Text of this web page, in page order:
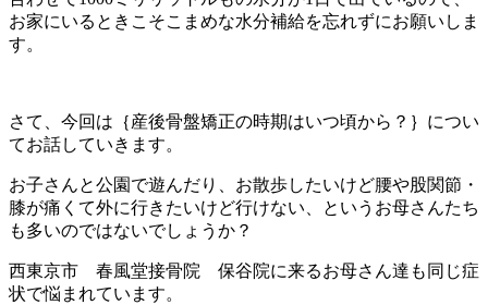
お家にいるときこそこまめな水分補給を忘れずにお願いしま
す。
さて、今回は｛産後骨盤矯正の時期はいつ頃から？｝につい
てお話していきます。
お子さんと公園で遊んだり、お散歩したいけど腰や股関節・
膝が痛くて外に行きたいけど行けない、というお母さんたち
も多いのではないでしょうか？
西東京市 春風堂接骨院 保谷院に来るお母さん達も同じ症
状で悩まれています。